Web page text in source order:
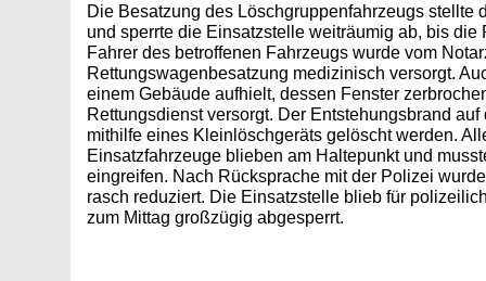
Die Besatzung des Löschgruppenfahrzeugs stellte
und sperrte die Einsatzstelle weiträumig ab, bis die
Fahrer des betroffenen Fahrzeugs wurde vom
Rettungswagenbesatzung medizinisch versorgt.
einem Gebäude aufhielt, dessen Fenster
Rettungsdienst versorgt. Der Entstehungsbrand
mithilfe eines Kleinlöschgeräts gelöscht werden.
Einsatzfahrzeuge blieben am Haltepunkt und
eingreifen. Nach Rücksprache mit der Polizei
rasch reduziert. Die Einsatzstelle blieb für
zum Mittag großzügig abgesperrt.